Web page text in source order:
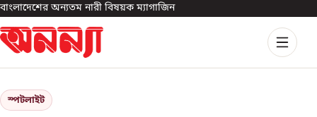
বাংলাদেশের অন্যতম নারী বিষয়ক ম্যাগাজিন
স্পটলাইট